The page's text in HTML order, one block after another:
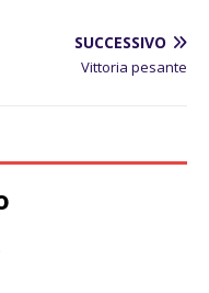
SUCCESSIVO
Vittoria pesante